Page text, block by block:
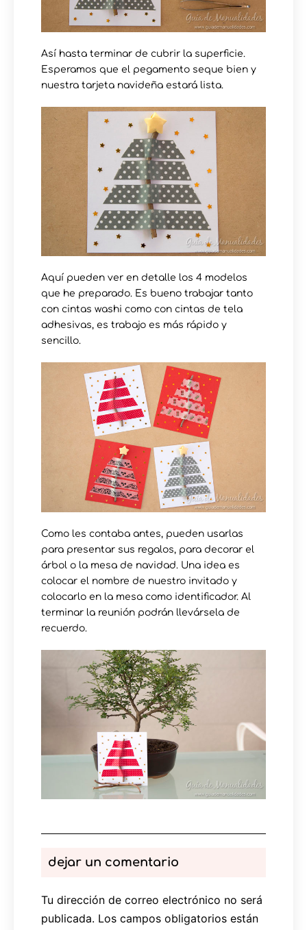
Así hasta terminar de cubrir la superficie.
Esperamos que el pegamento seque bien y
nuestra tarjeta navideña estará lista.
Aquí pueden ver en detalle los 4 modelos
que he preparado. Es bueno trabajar tanto
con cintas washi como con cintas de tela
adhesivas, es trabajo es más rápido y
sencillo.
Como les contaba antes, pueden usarlas
para presentar sus regalos, para decorar el
árbol o la mesa de navidad. Una idea es
colocar el nombre de nuestro invitado y
colocarlo en la mesa como identificador. Al
terminar la reunión podrán llevársela de
recuerdo.
dejar un comentario
Tu dirección de correo electrónico no será
publicada. Los campos obligatorios están